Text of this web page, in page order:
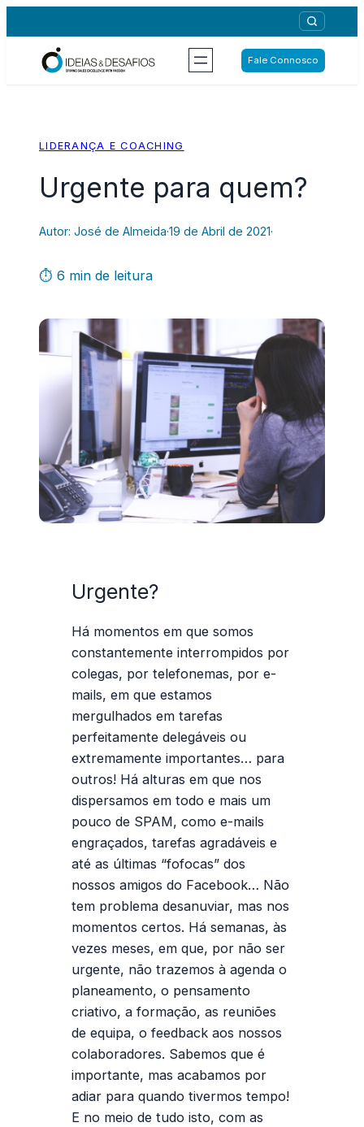
para
Fale Connosco
LIDERANÇA E COACHING
Urgente para quem?
Autor: José de Almeida·19 de Abril de 2021·
⏱ 6 min de leitura
Urgente?
Há momentos em que somos
constantemente interrompidos por
colegas, por telefonemas, por e-
mails, em que estamos
mergulhados em tarefas
perfeitamente delegáveis ou
extremamente importantes… para
outros! Há alturas em que nos
dispersamos em todo e mais um
pouco de SPAM, como e-mails
engraçados, tarefas agradáveis e
até as últimas “fofocas” dos
nossos amigos do Facebook… Não
tem problema desanuviar, mas nos
momentos certos. Há semanas, às
vezes meses, em que, por não ser
urgente, não trazemos à agenda o
planeamento, o pensamento
criativo, a formação, as reuniões
de equipa, o feedback aos nossos
colaboradores. Sabemos que é
importante, mas acabamos por
adiar para quando tivermos tempo!
E no meio de tudo isto, com as